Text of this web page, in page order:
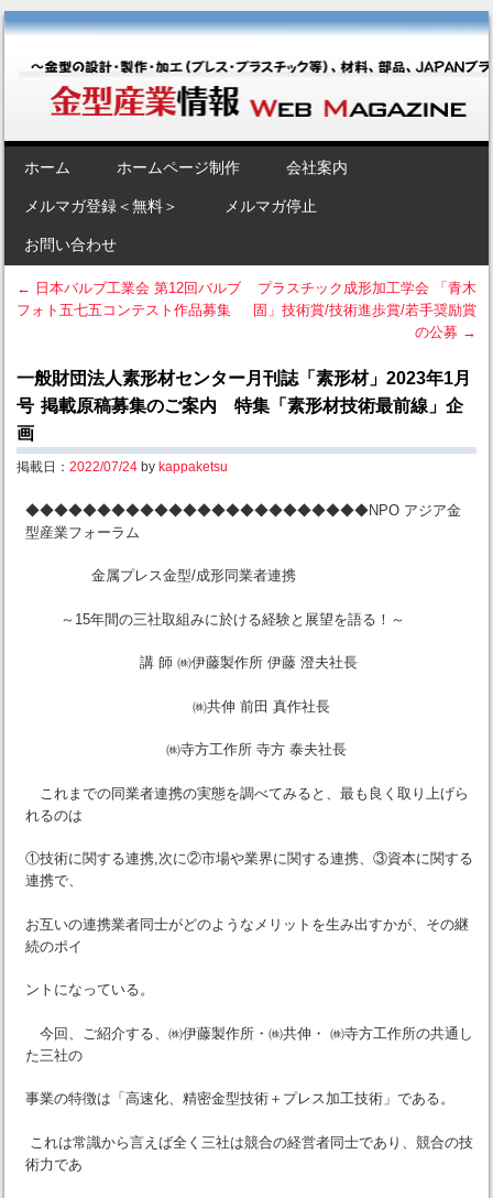
金型産業情報 [Web Magazine]
JAPANブランド“金型”のポータルサイト～
Menu
SKIP TO CONTENT
ホーム ホームページ制作 会社案内
メルマガ登録＜無料＞ メルマガ停止
お問い合わせ
Post navigation
← 日本バルブ工業会 第12回バルブ
フォト五七五コンテスト作品募集
プラスチック成形加工学会 「青木
固」技術賞/技術進歩賞/若手奨励賞
の公募 →
一般財団法人素形材センター月刊誌「素形材」2023年1月
号 掲載原稿募集のご案内 特集「素形材技術最前線」企
画
掲載日： 2022/07/24by kappaketsu
◆◆◆◆◆◆◆◆◆◆◆◆◆◆◆◆◆◆◆◆◆◆◆◆NPO アジア金
型産業フォーラム
金属プレス金型/成形同業者連携
～15年間の三社取組みに於ける経験と展望を語る！～
講 師 ㈱伊藤製作所 伊藤 澄夫社長
㈱共伸 前田 真作社長
㈱寺方工作所 寺方 泰夫社長
これまでの同業者連携の実態を調べてみると、最も良く取り上げら
れるのは
①技術に関する連携,次に②市場や業界に関する連携、③資本に関する
連携で、
お互いの連携業者同士がどのようなメリットを生み出すかが、その継
続のポイ
ントになっている。
今回、ご紹介する、㈱伊藤製作所・㈱共伸・ ㈱寺方工作所の共通し
た三社の
事業の特徴は「高速化、精密金型技術＋プレス加工技術」である。
これは常識から言えば全く三社は競合の経営者同士であり、競合の技
術力であ